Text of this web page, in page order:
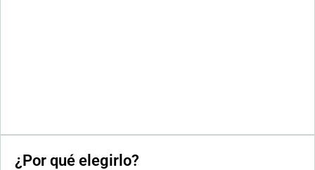
¿Por qué elegirlo?